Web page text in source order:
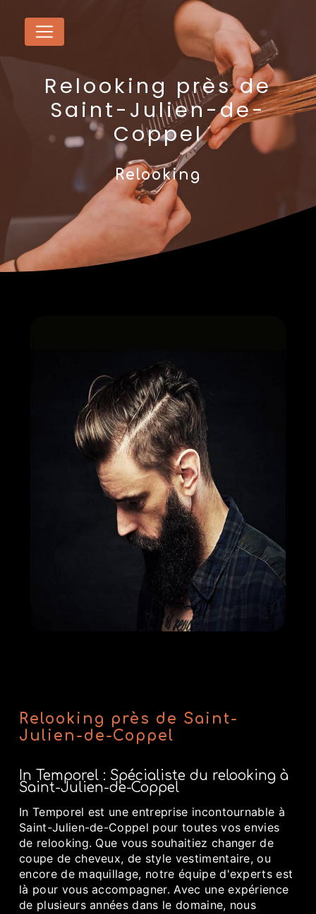
Relooking près de
Saint-Julien-de-
Coppel
Relooking
Relooking près de Saint-
Julien-de-Coppel
In Temporel : Spécialiste du relooking à
Saint-Julien-de-Coppel
In Temporel est une entreprise incontournable à
Saint-Julien-de-Coppel pour toutes vos envies
de relooking. Que vous souhaitiez changer de
coupe de cheveux, de style vestimentaire, ou
encore de maquillage, notre équipe d'experts est
là pour vous accompagner. Avec une expérience
de plusieurs années dans le domaine, nous